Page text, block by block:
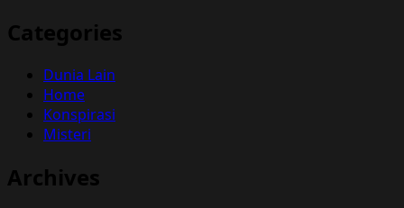
Categories
Dunia Lain
Home
Konspirasi
Misteri
Archives